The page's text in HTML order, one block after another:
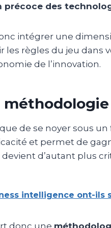
précoce des
intégrer une
les règles du jeu dans
de l’innovation.
de se noyer sous
et permet de
d’autant plus
intelligence ont-ils
donc une